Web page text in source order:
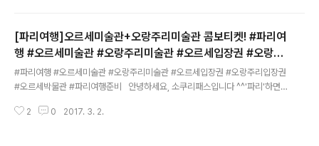
할 때 베르사유는 절대 빼놓을 수 없는 필수 코스.블링블링 거울의 방이 있는,베
르사유 파리 근교 여행지 베스트 원과 투의 만남!알차게 쫙~ 2 곳 모두 둘러 볼
수 있는,가성비 갑 투어!!지베르니 + 베르사유 원데이투어! 소쿠리패스와 함께 ..
[파리여행]오르세미술관+오랑주리미술관 콤보티켓! #파리여
행 #오르세미술관 #오랑주리미술관 #오르세입장권 #오랑주
리입장권 #오르세박물관 #파리여행준비
#파리여행 #오르세미술관 #오랑주리미술관 #오르세입장권 #오랑주리입장권
#오르세박물관 #파리여행준비 안녕하세요, 소쿠리패스입니다 ^^'파리'하면
여행객들이 뮤지엄패스를 구입해서 루브르, 오르세 등 박물관이나 미술관을 많
2 0 2017. 3. 2.